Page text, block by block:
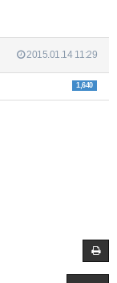
2015.01.14 11:29
1,640